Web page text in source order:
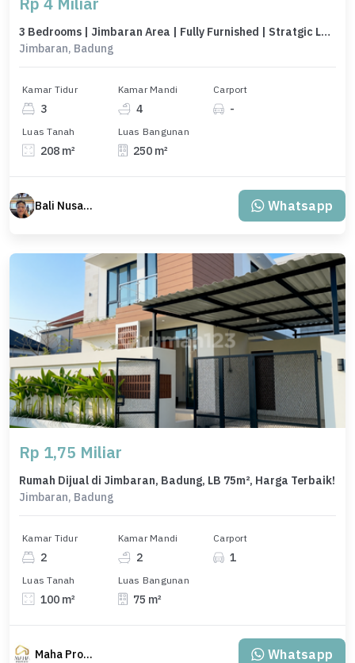
3 Bedrooms | Jimbaran Area | Fully Furnished | Stratgic Locations
Jimbaran, Badung
Kamar Tidur
3
Kamar Mandi
4
Carport
-
Luas Tanah
208 m²
Luas Bangunan
250 m²
Bali Nusantara Travel Whatsapp
Rp 1,75 Miliar
Rumah Dijual di Jimbaran, Badung, LB 75m², Harga Terbaik!
Jimbaran, Badung
Kamar Tidur
2
Kamar Mandi
2
Carport
1
Luas Tanah
100 m²
Luas Bangunan
75 m²
Maha Property. Whatsapp